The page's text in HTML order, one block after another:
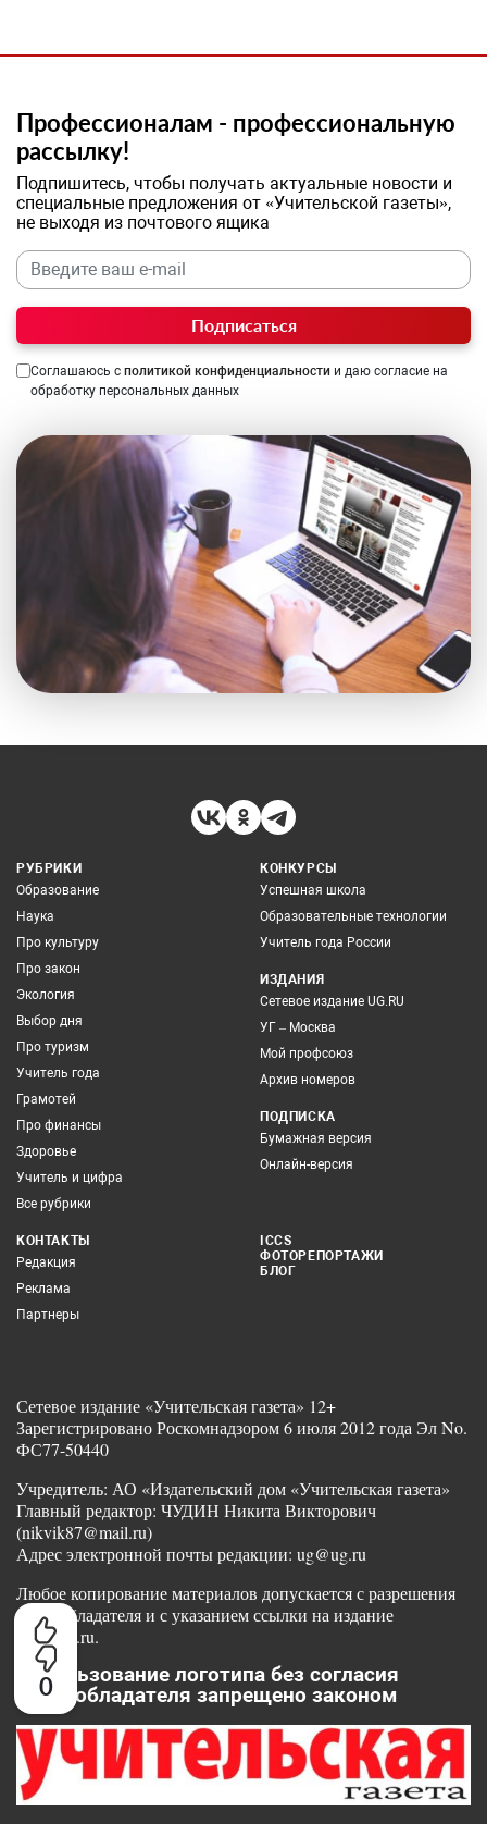
0
Профессионалам - профессиональную
рассылку!
Подпишитесь, чтобы получать актуальные новости и
специальные предложения от «Учительской газеты»,
не выходя из почтового ящика
Подписаться
Соглашаюсь с политикой конфиденциальности и даю согласие на
обработку персональных данных
РУБРИКИ
Образование
Наука
Про культуру
Про закон
Экология
Выбор дня
Про туризм
Учитель года
Грамотей
Про финансы
Здоровье
Учитель и цифра
Все рубрики
КОНКУРСЫ
Успешная школа
Образовательные технологии
Учитель года России
ИЗДАНИЯ
Сетевое издание UG.RU
УГ – Москва
Мой профсоюз
Архив номеров
ПОДПИСКА
Бумажная версия
Онлайн-версия
КОНТАКТЫ
Редакция
Реклама
Партнеры
ICCS
ФОТОРЕПОРТАЖИ
БЛОГ
Сетевое издание «Учительская газета» 12+
Зарегистрировано Роскомнадзором 6 июля 2012 года Эл No.
ФС77-50440
Учредитель: АО «Издательский дом «Учительская газета»
Главный редактор: ЧУДИН Никита Викторович
(nikvik87@mail.ru)
Адрес электронной почты редакции: ug@ug.ru
Любое копирование материалов допускается с разрешения
правообладателя и с указанием ссылки на издание
www.ug.ru.
Использование логотипа без согласия
правообладателя запрещено законом